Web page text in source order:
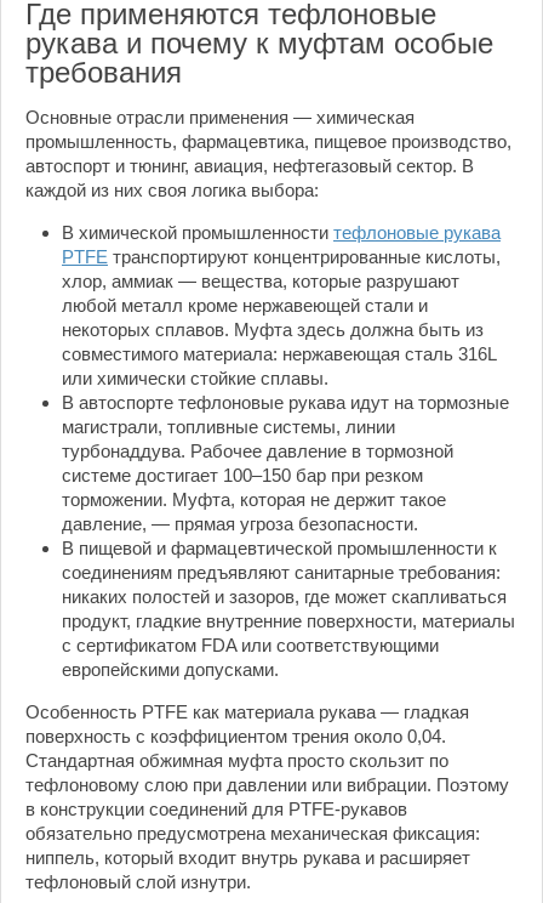
Где применяются тефлоновые
рукава и почему к муфтам особые
требования
Основные отрасли применения — химическая
промышленность, фармацевтика, пищевое производство,
автоспорт и тюнинг, авиация, нефтегазовый сектор. В
каждой из них своя логика выбора:
В химической промышленности тефлоновые рукава
PTFE транспортируют концентрированные кислоты,
хлор, аммиак — вещества, которые разрушают
любой металл кроме нержавеющей стали и
некоторых сплавов. Муфта здесь должна быть из
совместимого материала: нержавеющая сталь 316L
или химически стойкие сплавы.
В автоспорте тефлоновые рукава идут на тормозные
магистрали, топливные системы, линии
турбонаддува. Рабочее давление в тормозной
системе достигает 100–150 бар при резком
торможении. Муфта, которая не держит такое
давление, — прямая угроза безопасности.
В пищевой и фармацевтической промышленности к
соединениям предъявляют санитарные требования:
никаких полостей и зазоров, где может скапливаться
продукт, гладкие внутренние поверхности, материалы
с сертификатом FDA или соответствующими
европейскими допусками.
Особенность PTFE как материала рукава — гладкая
поверхность с коэффициентом трения около 0,04.
Стандартная обжимная муфта просто скользит по
тефлоновому слою при давлении или вибрации. Поэтому
в конструкции соединений для PTFE-рукавов
обязательно предусмотрена механическая фиксация:
ниппель, который входит внутрь рукава и расширяет
тефлоновый слой изнутри.